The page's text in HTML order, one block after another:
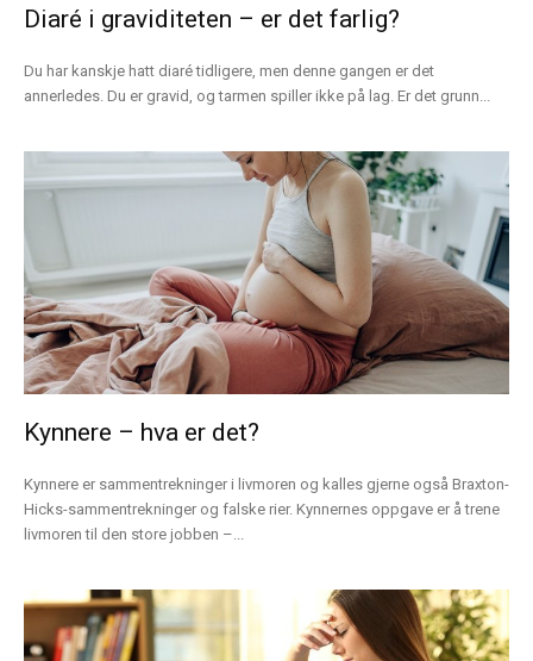
Diaré i graviditeten – er det farlig?
Du har kanskje hatt diaré tidligere, men denne gangen er det
annerledes. Du er gravid, og tarmen spiller ikke på lag. Er det grunn...
Kynnere – hva er det?
Kynnere er sammentrekninger i livmoren og kalles gjerne også Braxton-
Hicks-sammentrekninger og falske rier. Kynnernes oppgave er å trene
livmoren til den store jobben –...